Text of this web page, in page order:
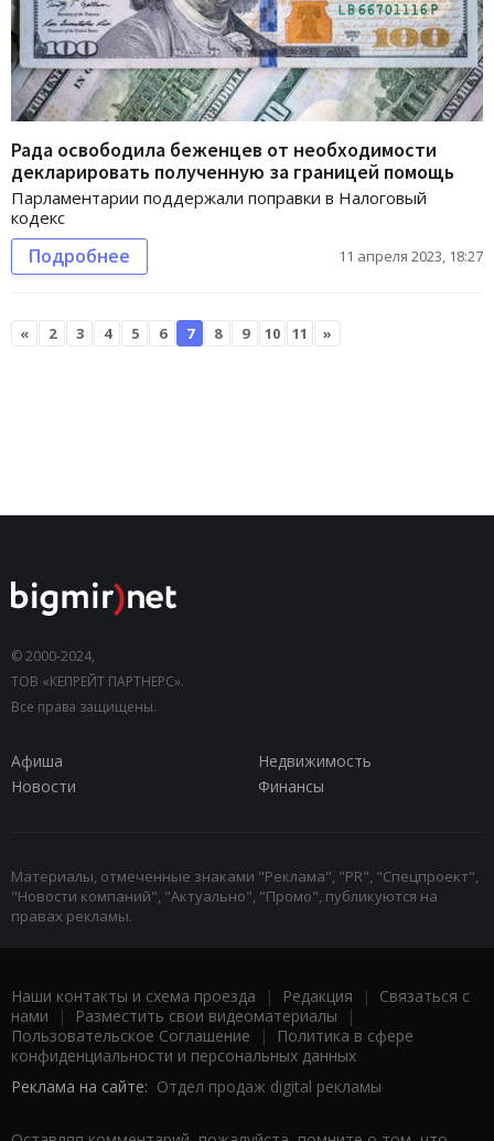
Рада освободила беженцев от необходимости
декларировать полученную за границей помощь
Парламентарии поддержали поправки в Налоговый
кодекс
Подробнее 11 апреля 2023, 18:27
« 2 3 4 5 6 7 8 9 10 11 »
© 2000-2024,
ТОВ «КЕПРЕЙТ ПАРТНЕРС».
Все права защищены.
Афиша
Недвижимость
Новости
Финансы
Материалы, отмеченные знаками "Реклама", "PR", "Спецпроект",
"Новости компаний", "Актуально", "Промо", публикуются на
правах рекламы.
Наши контакты и схема проезда | Редакция | Связаться с
нами | Разместить свои видеоматериалы |
Пользовательское Соглашение |
Политика в сфере
конфиденциальности и персональных данных
Реклама на сайте: Отдел продаж digital рекламы